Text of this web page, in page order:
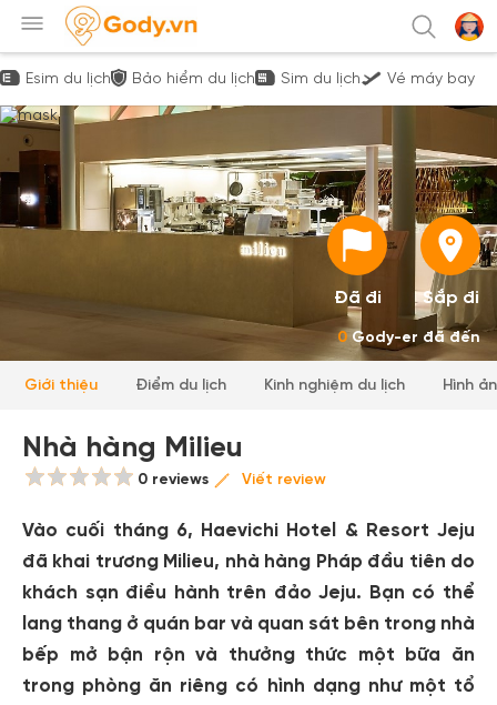
Esim du lịch Bảo hiểm du lịch Sim du lịch Vé máy bay
Đã đi Sắp đi
0 Gody-er đã đến
Giới thiệu Điểm du lịch Kinh nghiệm du lịch Hình
Nhà hàng Milieu
0 reviews Viết review
Vào cuối tháng 6, Haevichi Hotel & Resort Jeju
đã khai trương Milieu, nhà hàng Pháp đầu tiên do
khách sạn điều hành trên đảo Jeju. Bạn có thể
lang thang ở quán bar và quan sát bên trong nhà
bếp mở bận rộn và thưởng thức một bữa ăn
trong phòng ăn riêng có hình dạng như một tổ